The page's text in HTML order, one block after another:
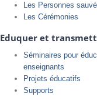
Les Personnes
Les Cérémonies
Eduquer et
Séminaires pour
enseignants
Projets éducatifs
Supports